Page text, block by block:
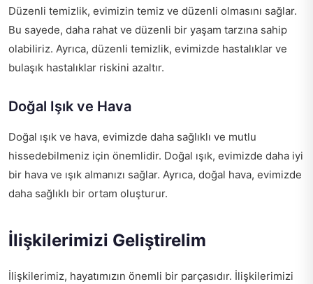
Düzenli temizlik, evimizin temiz ve düzenli olmasını sağlar.
Bu sayede, daha rahat ve düzenli bir yaşam tarzına sahip
olabiliriz. Ayrıca, düzenli temizlik, evimizde hastalıklar ve
bulaşık hastalıklar riskini azaltır.
Doğal Işık ve Hava
Doğal ışık ve hava, evimizde daha sağlıklı ve mutlu
hissedebilmeniz için önemlidir. Doğal ışık, evimizde daha iyi
bir hava ve ışık almanızı sağlar. Ayrıca, doğal hava, evimizde
daha sağlıklı bir ortam oluşturur.
İlişkilerimizi Geliştirelim
İlişkilerimiz, hayatımızın önemli bir parçasıdır. İlişkilerimizi